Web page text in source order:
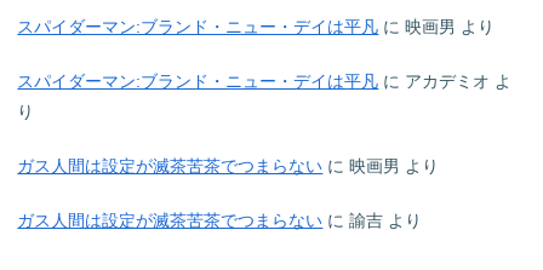
スパイダーマン:ブランド・ニュー・デイは平凡 に映画男 より
スパイダーマン:ブランド・ニュー・デイは平凡 に アカデミオ よ
り
ガス人間は設定が滅茶苦茶でつまらない に映画男 より
ガス人間は設定が滅茶苦茶でつまらない に諭吉 より